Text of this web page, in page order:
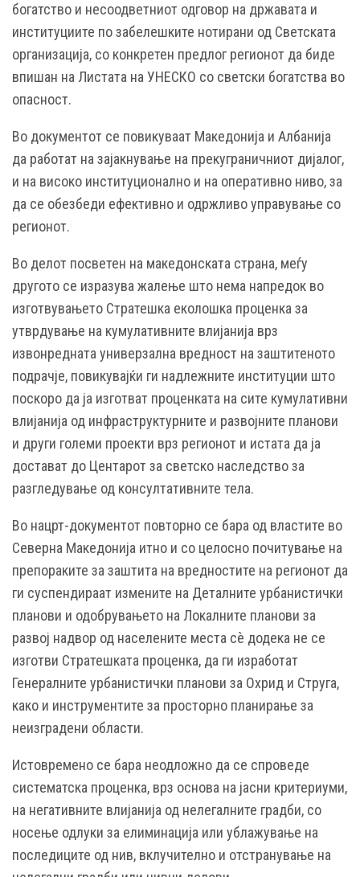
богатство и несоодветниот одговор на државата и
институциите по забелешките нотирани од Светската
организација, со конкретен предлог регионот да биде
впишан на Листата на УНЕСКО со светски богатства во
опасност.
Во документот се повикуваат Македонија и Албанија
да работат на зајакнување на прекуграничниот дијалог,
и на високо институционално и на оперативно ниво, за
да се обезбеди ефективно и одржливо управување со
регионот.
Во делот посветен на македонската страна, меѓу
другото се изразува жалење што нема напредок во
изготвувањето Стратешка еколошка проценка за
утврдување на кумулативните влијанија врз
извонредната универзална вредност на заштитеното
подрачје, повикувајќи ги надлежните институции што
поскоро да ја изготват проценката на сите кумулативни
влијанија од инфраструктурните и развојните планови
и други големи проекти врз регионот и истата да ја
достават до Центарот за светско наследство за
разгледување од консултативните тела.
Во нацрт-документот повторно се бара од властите во
Северна Македонија итно и со целосно почитување на
препораките за заштита на вредностите на регионот да
ги суспендираат измените на Деталните урбанистички
планови и одобрувањето на Локалните планови за
развој надвор од населените места сè додека не се
изготви Стратешката проценка, да ги изработат
Генералните урбанистички планови за Охрид и Струга,
како и инструментите за просторно планирање за
неизградени области.
Истовремено се бара неодложно да се спроведе
систематска проценка, врз основа на јасни критериуми,
на негативните влијанија од нелегалните градби, со
носење одлуки за елиминација или ублажување на
последиците од нив, вклучително и отстранување на